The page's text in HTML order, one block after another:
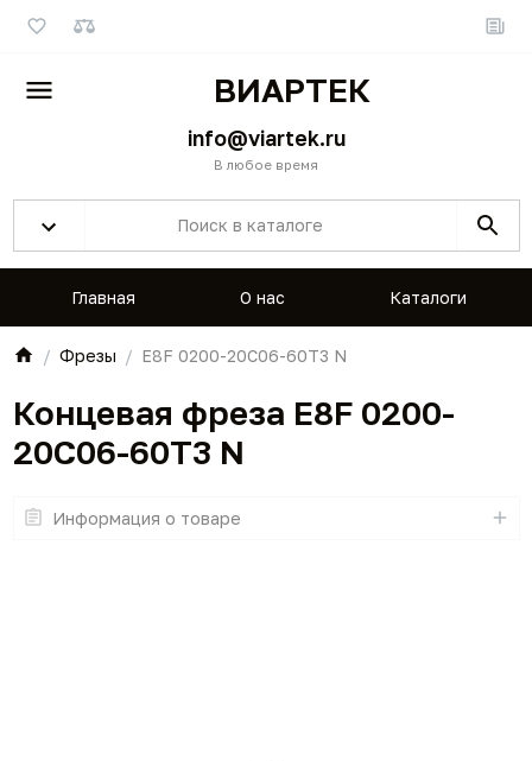
ВИАРТЕК
info@viartek.ru
В любое время
Главная О нас Каталоги
Фрезы E8F 0200-20C06-60T3 N
Концевая фреза E8F 0200-
20C06-60T3 N
Информация о товаре